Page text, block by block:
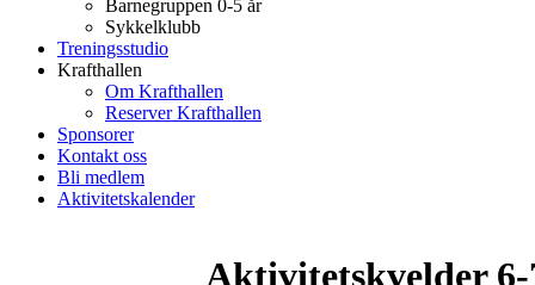
Barnegruppen 0-5 år
Sykkelklubb
Treningsstudio
Krafthallen
Om Krafthallen
Reserver Krafthallen
Sponsorer
Kontakt oss
Bli medlem
Aktivitetskalender
Aktivitetskvelder